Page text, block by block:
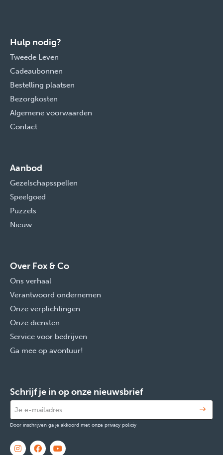
Hulp nodig?
Tweede Leven
Cadeaubonnen
Bestelling plaatsen
Bezorgkosten
Algemene voorwaarden
Contact
Aanbod
Gezelschapsspellen
Speelgoed
Puzzels
Nieuw
Over Fox & Co
Ons verhaal
Verantwoord ondernemen
Onze verplichtingen
Onze diensten
Service voor bedrijven
Ga mee op avontuur!
Schrijf je in op onze nieuwsbrief
Door inschrijven ga je akkoord met onze privacy policiy